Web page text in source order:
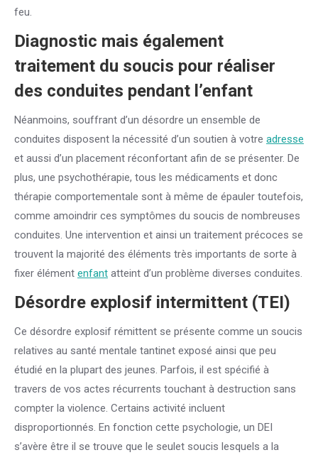
feu.
Diagnostic mais également
traitement du soucis pour réaliser
des conduites pendant l’enfant
Néanmoins, souffrant d’un désordre un ensemble de
conduites disposent la nécessité d’un soutien à votre adresse
et aussi d’un placement réconfortant afin de se présenter. De
plus, une psychothérapie, tous les médicaments et donc
thérapie comportementale sont à même de épauler toutefois,
comme amoindrir ces symptômes du soucis de nombreuses
conduites. Une intervention et ainsi un traitement précoces se
trouvent la majorité des éléments très importants de sorte à
fixer élément enfant atteint d’un problème diverses conduites.
Désordre explosif intermittent (TEI)
Ce désordre explosif rémittent se présente comme un soucis
relatives au santé mentale tantinet exposé ainsi que peu
étudié en la plupart des jeunes. Parfois, il est spécifié à
travers de vos actes récurrents touchant à destruction sans
compter la violence. Certains activité incluent
disproportionnés. En fonction cette psychologie, un DEI
s’avère être il se trouve que le seulet soucis lesquels a la